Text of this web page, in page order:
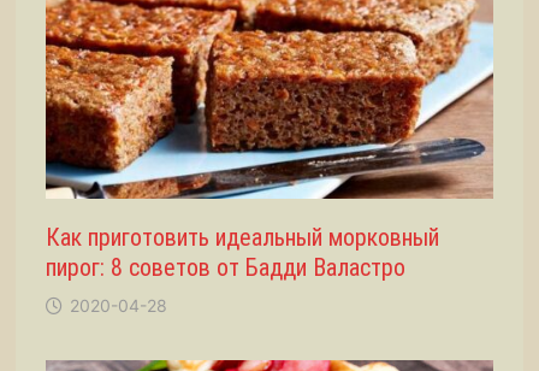
Как приготовить идеальный морковный
пирог: 8 советов от Бадди Валастро
2020-04-28